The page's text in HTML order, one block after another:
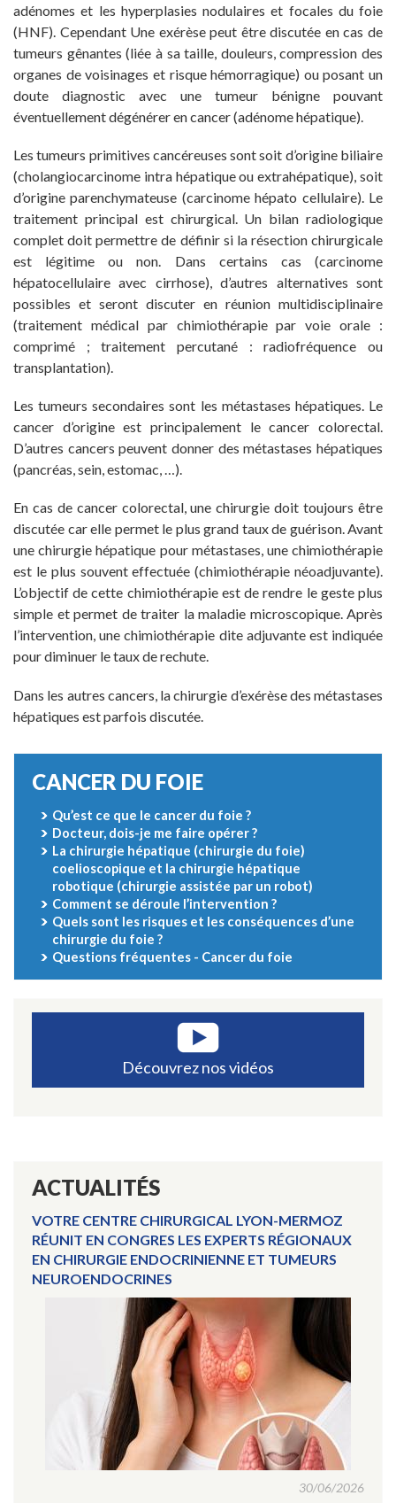
adénomes et les hyperplasies nodulaires et focales du foie
(HNF). Cependant Une exérèse peut être discutée en cas de
tumeurs gênantes (liée à sa taille, douleurs, compression des
organes de voisinages et risque hémorragique) ou posant un
doute diagnostic avec une tumeur bénigne pouvant
éventuellement dégénérer en cancer (adénome hépatique).
Les tumeurs primitives cancéreuses sont soit d’origine biliaire
(cholangiocarcinome intra hépatique ou extrahépatique), soit
d’origine parenchymateuse (carcinome hépato cellulaire). Le
traitement principal est chirurgical. Un bilan radiologique
complet doit permettre de définir si la résection chirurgicale
est légitime ou non. Dans certains cas (carcinome
hépatocellulaire avec cirrhose), d’autres alternatives sont
possibles et seront discuter en réunion multidisciplinaire
(traitement médical par chimiothérapie par voie orale :
comprimé ; traitement percutané : radiofréquence ou
transplantation).
Les tumeurs secondaires sont les métastases hépatiques. Le
cancer d’origine est principalement le cancer colorectal.
D’autres cancers peuvent donner des métastases hépatiques
(pancréas, sein, estomac, …).
En cas de cancer colorectal, une chirurgie doit toujours être
discutée car elle permet le plus grand taux de guérison. Avant
une chirurgie hépatique pour métastases, une chimiothérapie
est le plus souvent effectuée (chimiothérapie néoadjuvante).
L’objectif de cette chimiothérapie est de rendre le geste plus
simple et permet de traiter la maladie microscopique. Après
l’intervention, une chimiothérapie dite adjuvante est indiquée
pour diminuer le taux de rechute.
Dans les autres cancers, la chirurgie d’exérèse des métastases
hépatiques est parfois discutée.
CANCER DU FOIE
Qu’est ce que le cancer du foie ?
Docteur, dois-je me faire opérer ?
La chirurgie hépatique (chirurgie du foie)
coelioscopique et la chirurgie hépatique
robotique (chirurgie assistée par un robot)
Comment se déroule l’intervention ?
Quels sont les risques et les conséquences d’une
chirurgie du foie ?
Questions fréquentes - Cancer du foie
Découvrez nos vidéos
ACTUALITÉS
VOTRE CENTRE CHIRURGICAL LYON-MERMOZ
RÉUNIT EN CONGRES LES EXPERTS RÉGIONAUX
EN CHIRURGIE ENDOCRINIENNE ET TUMEURS
NEUROENDOCRINES
30/06/2026